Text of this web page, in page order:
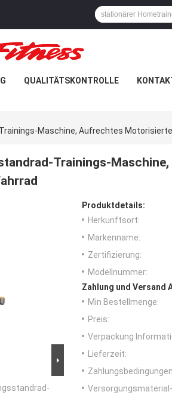
QUALITÄTSKONTROLLE
Maschine, Aufrechtes
Trainings-
Produktdetails:
Herkunftsort:
Markenname:
Zertifizierung:
Modellnummer:
Zahlung und Versand
Min Bestellmenge:
Preis:
Verpackung
Lieferzeit: